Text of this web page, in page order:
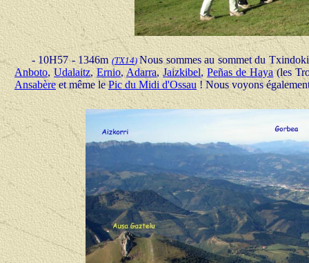
- 10H57 - 1346m (TX14)Nous sommes au sommet du
Anboto,Udalaitz,Ernio, Adarra,Jaizkibel,Peñas de Haya(les
Ansabèreet même lePic du Midi d'Ossau ! Nous voyons